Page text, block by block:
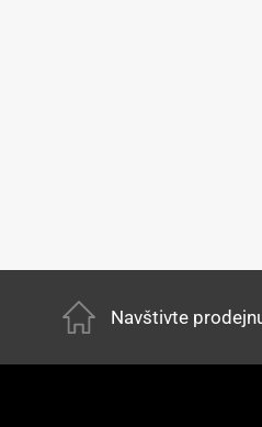
Navštivte